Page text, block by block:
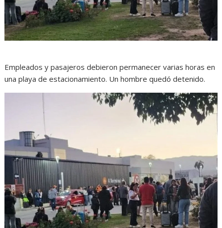
Empleados y pasajeros debieron permanecer varias horas en
una playa de estacionamiento. Un hombre quedó detenido.